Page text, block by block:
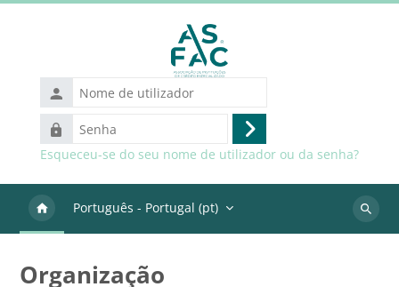
Nome
de
utilizador
Senha
Entrar
Esqueceu-se do seu nome de utilizador ou da senha?
Português - Portugal ‎(pt)‎
Organização